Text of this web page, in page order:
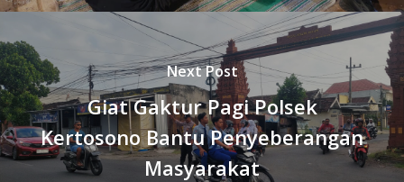
Next Post
Giat Gaktur Pagi Polsek
Kertosono Bantu Penyeberangan
Masyarakat